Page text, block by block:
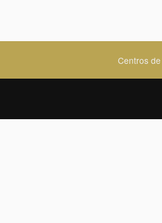
Centros